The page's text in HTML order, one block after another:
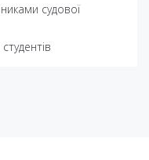
судової